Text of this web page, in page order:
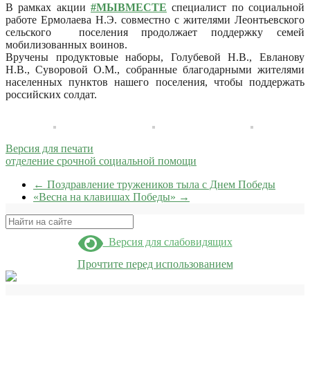
В рамках акции #МЫВМЕСТЕ специалист по социальной
работе Ермолаева Н.Э. совместно с жителями Леонтьевского
сельского поселения продолжает поддержку семей
мобилизованных воинов.
Вручены продуктовые наборы, Голубевой Н.В., Евланову
Н.В., Суворовой О.М., собранные благодарными жителями
населенных пунктов нашего поселения, чтобы поддержать
российских солдат.
Версия для печати
отделение срочной социальной помощи
← Поздравление тружеников тыла с Днем Победы
«Весна на клавишах Победы» →
Поиск
Версия для слабовидящих
Прочтите перед использованием